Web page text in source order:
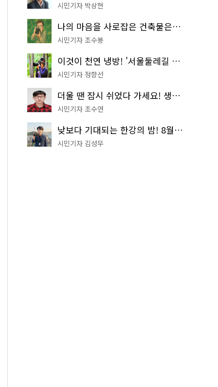
시민기자 박상현
나의 마음을 사로잡은 건축물은? '서울시 건축상' 수상작 공개!
시민기자 조수봉
이것이 천연 냉방! '서울둘레길 9코스'로 숲속 피서 떠나볼까
시민기자 정향선
더울 땐 잠시 쉬었다 가세요! 생수 냉장고부터 해피소·무더위쉼터까지
시민기자 조수연
낮보다 기대되는 한강의 밤! 8월 한정 무료 '한강 밤핑' 예약은?
시민기자 김성무